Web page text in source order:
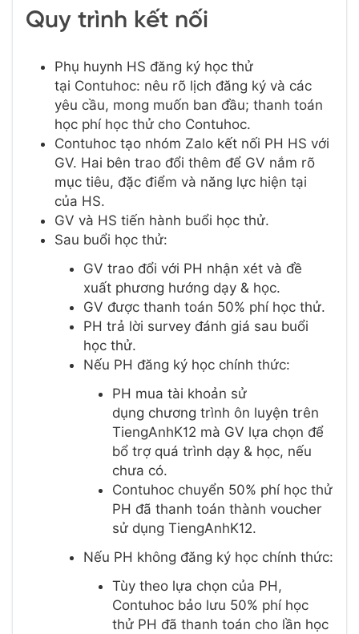
Quy trình kết nối
Phụ huynh HS đăng ký học thử
tại Contuhoc: nêu rõ lịch đăng ký và các
yêu cầu, mong muốn ban đầu; thanh toán
học phí học thử cho Contuhoc.
Contuhoc tạo nhóm Zalo kết nối PH HS với
GV. Hai bên trao đổi thêm để GV nắm rõ
mục tiêu, đặc điểm và năng lực hiện tại
của HS.
GV và HS tiến hành buổi học thử.
Sau buổi học thử:
GV trao đổi với PH nhận xét và đề
xuất phương hướng dạy & học.
GV được thanh toán 50% phí học thử.
PH trả lời survey đánh giá sau buổi
học thử.
Nếu PH đăng ký học chính thức:
PH mua tài khoản sử
dụng chương trình ôn luyện trên
TiengAnhK12 mà GV lựa chọn để
bổ trợ quá trình dạy & học, nếu
chưa có.
Contuhoc chuyển 50% phí học thử
PH đã thanh toán thành voucher
sử dụng TiengAnhK12.
Nếu PH không đăng ký học chính thức:
Tùy theo lựa chọn của PH,
Contuhoc bảo lưu 50% phí học
thử PH đã thanh toán cho lần học